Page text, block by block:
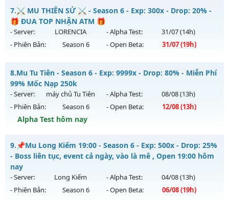
Thể loại: Mu Nguyên bản Webzen
Antihack: XShield
MUA HỎA LONG 6.9 - 🌍 Website: https://muhoalong.pro
Mu mới ra tháng 08 2026 - Mở máy chủ
https://facebook.com/muhoalongvào 08h ngày
03/08/2626
Kiểu reset: Non Reset
Thể loại: Mu Nguyên bản Webzen
Antihack: XShield
7.⚔️ MU THIÊN SỨ ⚔️ - Season 6 - Exp: 300x - Drop: 20% -
🎁 ĐUA TOP NHẬN ATM 🎁
- Server: LORENCIA - Alpha Test: 31/07(14h)
- Phiên Bản:
Season 6 - Open Beta: 31/07(19h)
⚔️ MU THIÊN SỨ ⚔️ - 🎁 ĐUA TOP NHẬN ATM 🎁
Mu mới ra tháng 07 2026 - Mở máy chủ
ngày 31/07/2626
Exp: 300x - Drop: 20%
Kiểu reset: Reset In Game
Thể loại: Mu Nguyên bản Webzen
Antihack: BDCAM
8.Mu Tu Tiên - Season 6 - Exp: 9999x - Drop: 80% - Miễn Phí
99% Mốc Nạp 250k
- Server: máy chủ Tu Tiên - Alpha Test: 08/08(13h)
- Phiên Bản:
Season 6 - Open Beta: 12/08(13h)
Alpha Test hôm nay
Mu Tu Tiên - Miễn Phí 99% Mốc Nạp 250k
Mu mới ra tháng 08 2026 - Mở máy chủmáy chủ Tu Tiên
vào 13h ngày 12/08/2626
Exp: 9999x - Drop: 80%
9. 📌Mu Long Kiếm 19:00 - Season 6 - Exp: 500x - Drop: 25%
- Boss liên tục, event cả ngày, vào là mê , Open 19:00 hôm
nay
- Server: Long Kiếm - Alpha Test: 04/08(13h)
- Phiên Bản:
Season 6 - Open Beta: 06/08(19h)